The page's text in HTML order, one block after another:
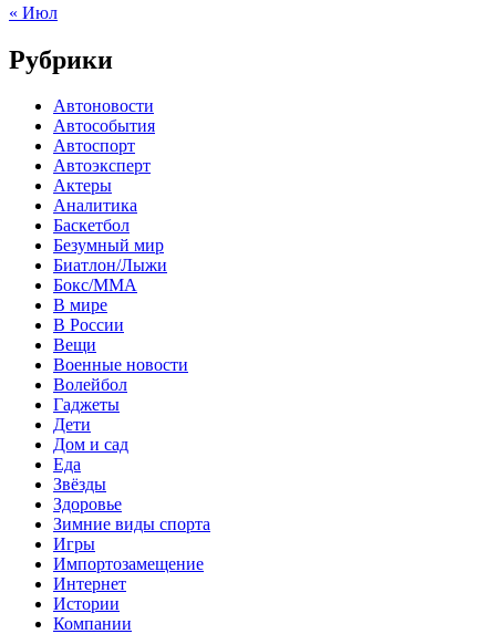
« Июл
Рубрики
Автоновости
Автособытия
Автоспорт
Автоэксперт
Актеры
Аналитика
Баскетбол
Безумный мир
Биатлон/Лыжи
Бокс/MMA
В мире
В России
Вещи
Военные новости
Волейбол
Гаджеты
Дети
Дом и сад
Еда
Звёзды
Здоровье
Зимние виды спорта
Игры
Импортозамещение
Интернет
Истории
Компании